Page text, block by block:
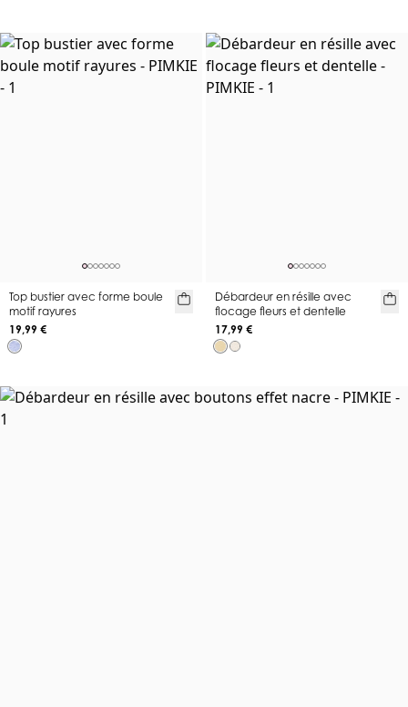
Top bustier avec forme boule
motif rayures
19,99 €
Débardeur en résille avec
flocage fleurs et dentelle
17,99 €